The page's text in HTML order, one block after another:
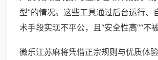
型”的情况。这些工具通过后台运行、
术手段实现不平公，且“安全性高”“不被
微乐江苏麻将凭借正宗规则与优质体